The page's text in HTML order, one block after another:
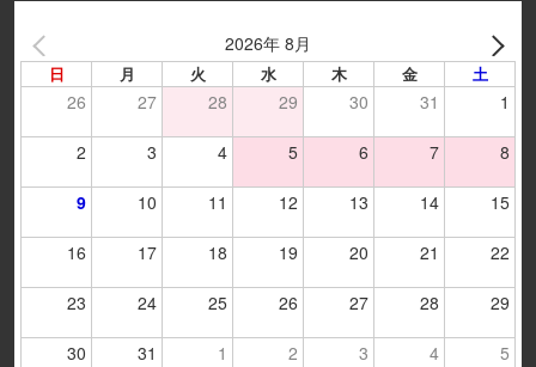
2026年 8月
日 月 火 水 木 金 土
26 27 28 29 30 31 1
2 3 4 5 6 7 8
9 10 11 12 13 14 15
16 17 18 19 20 21 22
23 24 25 26 27 28 29
30 31 1 2 3 4 5